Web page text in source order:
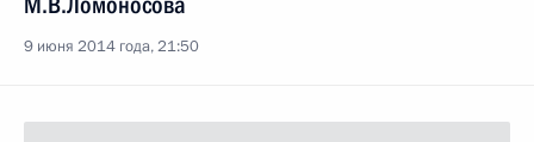
9 июня 2014 года, 21:50